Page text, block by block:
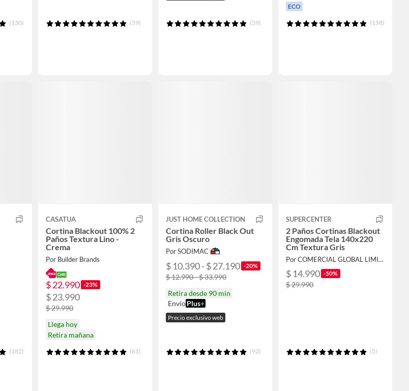
(130) (59) (59)
ECO
(158)
(182)
CASATUA
Cortina Blackout 100% 2
Paños Textura Lino -
Crema
Por Builder Brands
$ 22.990 -23%
$ 23.990
$ 29.990
Llega hoy
Retira mañana
(61)
JUST HOME COLLECTION
Cortina Roller Black Out
Gris Oscuro
Por SODIMAC
$ 10.390 - $ 27.190 -20%
$ 12.990 - $ 33.990
Retira desde 90 min
EnvíoPlus+
Precio exclusivo web
(92)
SUPERCENTER
2 Paños Cortinas Blackout
Engomada Tela 140x220
Cm Textura Gris
Por COMERCIAL GLOBAL LIMITADA
$ 14.990 -50%
$ 29.990
(5)